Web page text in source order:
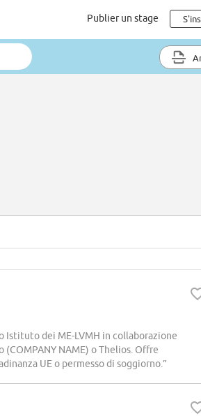
Publier un stage
Istituto dei ME-LVMH in collaborazione
NAME) o Thelios. Offre
UE o permesso di soggiorno.”